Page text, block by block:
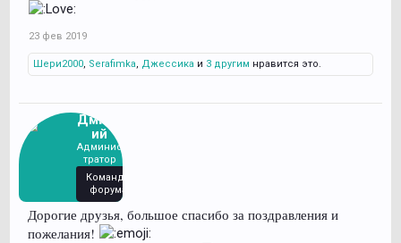
23 фев 2019
Шери2000, Serafimka, Джессика и 3 другим нравится это.
Дмитр
ий
Админис
тратор
Команда
форума
Дорогие друзья, большое спасибо за поздравления и
пожелания!